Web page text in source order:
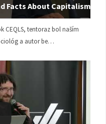
Facts About Capitalism
CEQLS, tentoraz bol naším
a autor be…